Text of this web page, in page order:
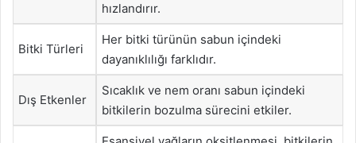
hızlandırır.
Bitki Türleri
Her bitki türünün sabun içindeki
dayanıklılığı farklıdır.
Dış Etkenler
Sıcaklık ve nem oranı sabun içindeki
bitkilerin bozulma sürecini etkiler.